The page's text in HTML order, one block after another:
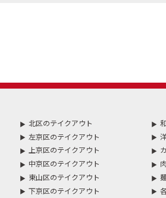
北区のテイクアウト
左京区のテイクアウト
上京区のテイクアウト
中京区のテイクアウト
東山区のテイクアウト
下京区のテイクアウト